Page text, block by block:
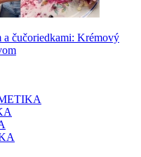
a čučoriedkami: Krémový